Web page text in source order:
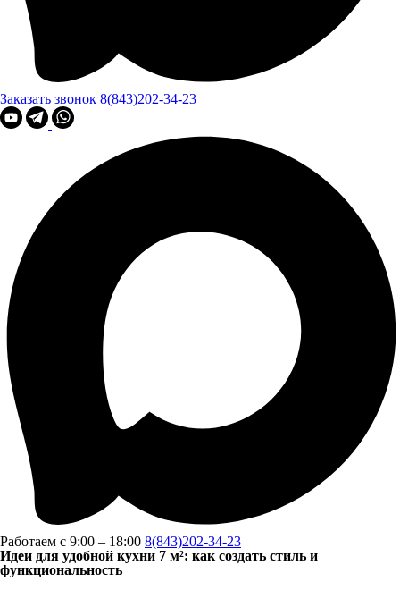
Заказать звонок 8(843)202-34-23
Работаем с 9:00 – 18:00 8(843)202-34-23
Идеи для удобной кухни 7 м²: как создать стиль и
функциональность